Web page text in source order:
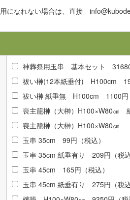
になれない場合は、直接
神葬祭用玉串 基本セット 31680
祓い榊(12本紙垂付) H100cm
祓い榊 紙垂無 H100cm 1100円
喪主籠榊（大榊）H100×W80㎝
喪主籠榊（大榊）H100×W80㎝
玉串 35cm 99円（税込）
玉串 35cm 紙垂有り 209円（税込
玉串 45cm 165円（税込）
玉串 45cm 紙垂有り 275円（税込